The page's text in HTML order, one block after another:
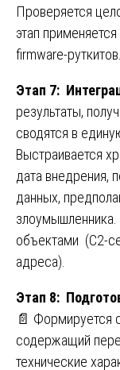
Проверяется
этап
firmware-руткитов.
Этап 7:
результаты,
сводятся в
Выстраивается
дата внедрения,
данных,
объектами (C2-
адреса).
Этап 8:
📄 Формируется
содержащий
технические